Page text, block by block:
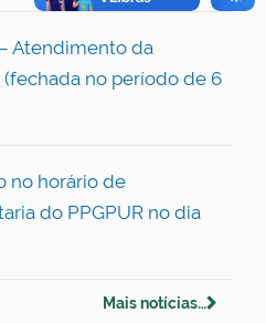
Atendimento da
(fechada no período de 6
no horário de
do PPGPUR no dia
Mais notícias…